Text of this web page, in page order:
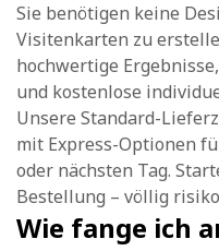
Sie benötigen keine
Visitenkarten zu
hochwertige
und kostenlose
Unsere Standard-
mit Express-Optionen
oder nächsten Tag.
Bestellung – völlig
Wie fange ich